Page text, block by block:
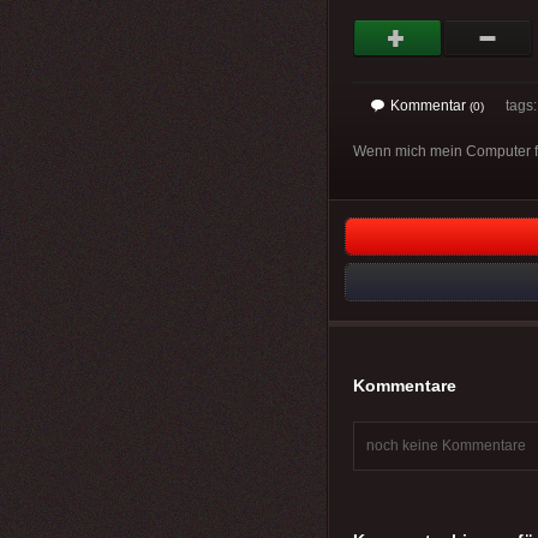
Kommentar (0)
Wenn mich mein Computer
Kommentare
noch keine Kommentare